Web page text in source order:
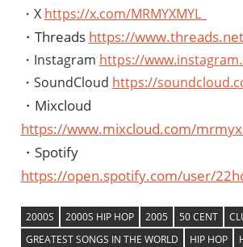
・X https://x.com/MRMYXMYL_
・Threads https://
・Instagram https://
・SoundCloud https://
・Mixcloud
https://www.mixcloud.com/
・Spotify
https://open.spotify.com/user/
2000S 2000S HIP HOP 2005 50 CENT
GREATEST SONGS IN THE WORLD
HIP HOP